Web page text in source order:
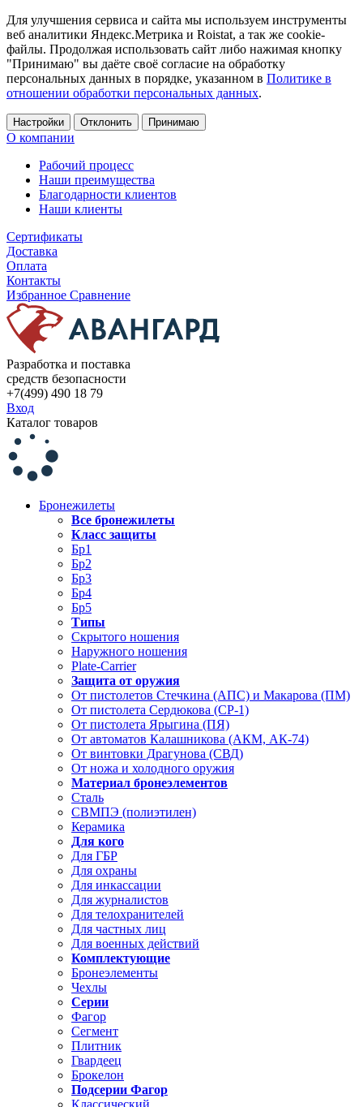
Для улучшения сервиса и сайта мы используем инструменты
веб аналитики Яндекс.Метрика и Roistat, а так же cookie-
файлы. Продолжая использовать сайт либо нажимая кнопку
"Принимаю" вы даёте своё согласие на обработку
персональных данных в порядке, указанном в Политике в
отношении обработки персональных данных.
Настройки Отклонить Принимаю
О компании
Рабочий процесс
Наши преимущества
Благодарности клиентов
Наши клиенты
Сертификаты
Доставка
Оплата
Контакты
Избранное Сравнение
Разработка и поставка
средств безопасности
+7(499) 490 18 79
Вход
Каталог товаров
Бронежилеты
Все бронежилеты
Класс защиты
Бр1
Бр2
Бр3
Бр4
Бр5
Типы
Скрытого ношения
Наружного ношения
Plate-Carrier
Защита от оружия
От пистолетов Стечкина (АПС) и Макарова (ПМ)
От пистолета Сердюкова (СР-1)
От пистолета Ярыгина (ПЯ)
От автоматов Калашникова (АКМ, АК-74)
От винтовки Драгунова (СВД)
От ножа и холодного оружия
Материал бронеэлементов
Сталь
СВМПЭ (полиэтилен)
Керамика
Для кого
Для ГБР
Для охраны
Для инкассации
Для журналистов
Для телохранителей
Для частных лиц
Для военных действий
Комплектующие
Бронеэлементы
Чехлы
Серии
Фагор
Сегмент
Плитник
Гвардеец
Брокелон
Подсерии Фагор
Классический